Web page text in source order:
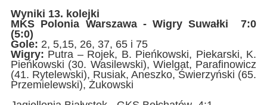
Wyniki 13. kolejki
MKS Polonia Warszawa - Wigry Suwałki 7:0
(5:0)
Gole: 2, 5,15, 26, 37, 65 i 75
Wigry: Putra – Rojek, B. Pieńkowski, Piekarski, K.
Pieńkowski (30. Wasilewski), Wielgat, Parafinowicz
(41. Rytelewski), Rusiak, Aneszko, Świerzyński (65.
Przemielewski), Żukowski